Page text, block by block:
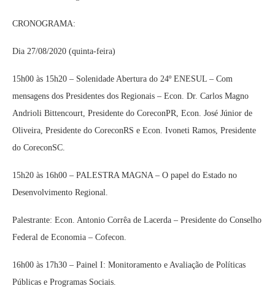
CRONOGRAMA:
Dia 27/08/2020 (quinta-feira)
15h00 às 15h20 – Solenidade Abertura do 24º ENESUL – Com
mensagens dos Presidentes dos Regionais – Econ. Dr. Carlos Magno
Andrioli Bittencourt, Presidente do CoreconPR, Econ. José Júnior de
Oliveira, Presidente do CoreconRS e Econ. Ivoneti Ramos, Presidente
do CoreconSC.
15h20 às 16h00 – PALESTRA MAGNA – O papel do Estado no
Desenvolvimento Regional.
Palestrante: Econ. Antonio Corrêa de Lacerda – Presidente do Conselho
Federal de Economia – Cofecon.
16h00 às 17h30 – Painel I: Monitoramento e Avaliação de Políticas
Públicas e Programas Sociais.